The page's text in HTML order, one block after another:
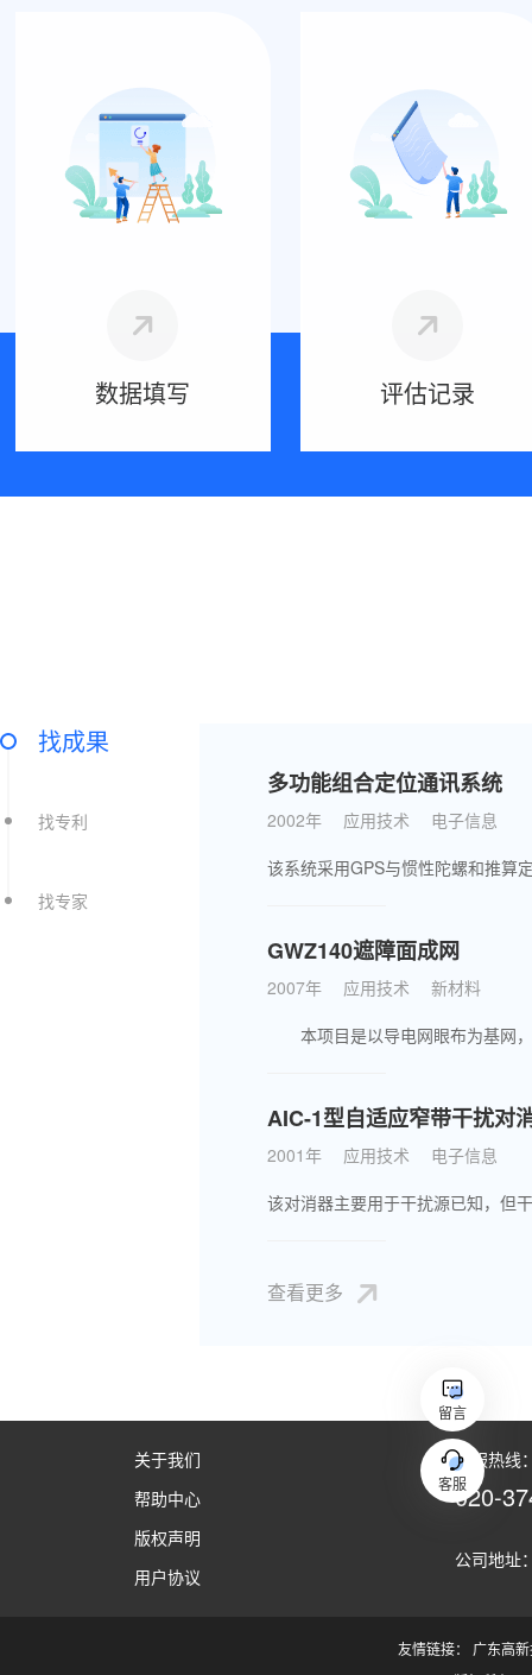
数据填写 评估记录
找成果
找专利
找专家
多功能组合定位通讯系统
2002年 应用技术 电子信息
GWZ140遮障面成网
2007年 应用技术 新材料
AIC-1型自适应窄带干扰对
2001年 应用技术 电子信息
查看更多
留言
客服
关于我们
帮助中心
版权声明
用户协议
客服热线
020-
公司地址
友情链接： 广东高